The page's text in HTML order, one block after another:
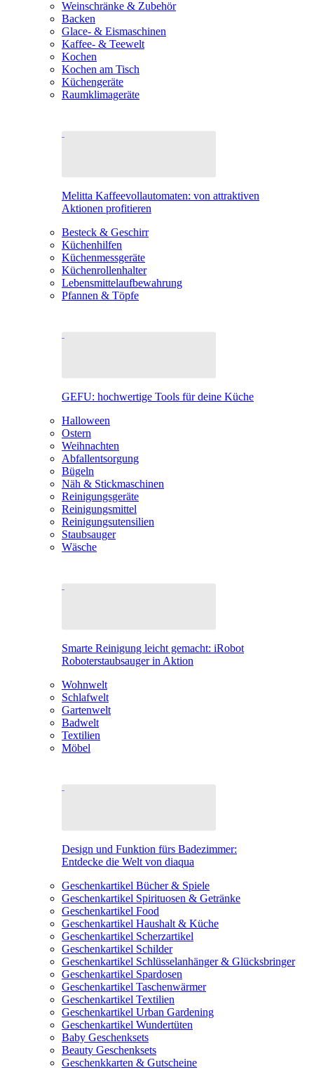
Weinschränke & Zubehör
Backen
Glace- & Eismaschinen
Kaffee- & Teewelt
Kochen
Kochen am Tisch
Küchengeräte
Raumklimageräte
Melitta Kaffeevollautomaten: von attraktiven
Aktionen profitieren
Besteck & Geschirr
Küchenhilfen
Küchenmessgeräte
Küchenrollenhalter
Lebensmittelaufbewahrung
Pfannen & Töpfe
GEFU: hochwertige Tools für deine Küche
Halloween
Ostern
Weihnachten
Abfallentsorgung
Bügeln
Näh & Stickmaschinen
Reinigungsgeräte
Reinigungsmittel
Reinigungsutensilien
Staubsauger
Wäsche
Smarte Reinigung leicht gemacht: iRobot
Roboterstaubsauger in Aktion
Wohnwelt
Schlafwelt
Gartenwelt
Badwelt
Textilien
Möbel
Design und Funktion fürs Badezimmer:
Entdecke die Welt von diaqua
Geschenkartikel Bücher & Spiele
Geschenkartikel Spirituosen & Getränke
Geschenkartikel Food
Geschenkartikel Haushalt & Küche
Geschenkartikel Scherzartikel
Geschenkartikel Schilder
Geschenkartikel Schlüsselanhänger & Glücksbringer
Geschenkartikel Spardosen
Geschenkartikel Taschenwärmer
Geschenkartikel Textilien
Geschenkartikel Urban Gardening
Geschenkartikel Wundertüten
Baby Geschenksets
Beauty Geschenksets
Geschenkkarten & Gutscheine